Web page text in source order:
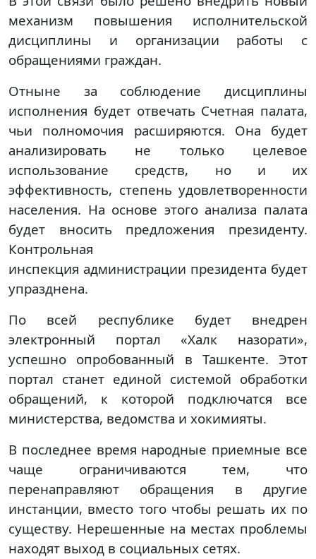
механизм повышения исполнительской
дисциплины и организации работы с
обращениями граждан.
Отныне за соблюдение дисциплины
исполнения будет отвечать Счетная палата,
чьи полномочия расширяются. Она будет
анализировать не только целевое
использование средств, но и их
эффективность, степень удовлетворенности
населения. На основе этого анализа палата
будет вносить предложения президенту.
Контрольная
инспекция администрации президента будет
упразднена.
По всей республике будет внедрен
электронный портал «Халк назорати»,
успешно опробованный в Ташкенте. Этот
портал станет единой системой обработки
обращений, к которой подключатся все
министерства, ведомства и хокимияты.
В последнее время народные приемные все
чаще ограничиваются тем, что
перенаправляют обращения в другие
инстанции, вместо того чтобы решать их по
существу. Нерешенные на местах проблемы
находят выход в социальных сетях.